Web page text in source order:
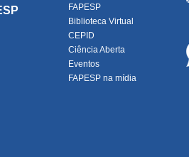
FAPESP
Biblioteca Virtual
CEPID
Ciência Aberta
Eventos
FAPESP na mídia